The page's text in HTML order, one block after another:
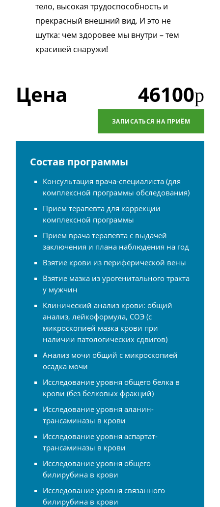
тело, высокая трудоспособность и
прекрасный внешний вид. И это не
шутка: чем здоровее мы внутри – тем
красивей снаружи!
Цена 46100р
ЗАПИСАТЬСЯ НА ПРИЁМ
Состав программы
Консультация врача-специалиста (для
комплексной программы обследования)
Прием терапевта для коррекции
комплексной программы
Прием врача терапевта с выдачей
заключения и плана наблюдения на год
Взятие крови из периферической вены
Взятие мазка из урогенитального тракта
у мужчин
Клинический анализ крови: общий
анализ, лейкоформула, СОЭ (с
микроскопией мазка крови при
наличии патологических сдвигов)
Анализ мочи общий с микроскопией
осадка мочи
Исследование уровня общего белка в
крови (без белковых фракций)
Исследование уровня аланин-
трансаминазы в крови
Исследование уровня аспартат-
трансаминазы в крови
Исследование уровня общего
билирубина в крови
Исследование уровня связанного
билирубина в крови